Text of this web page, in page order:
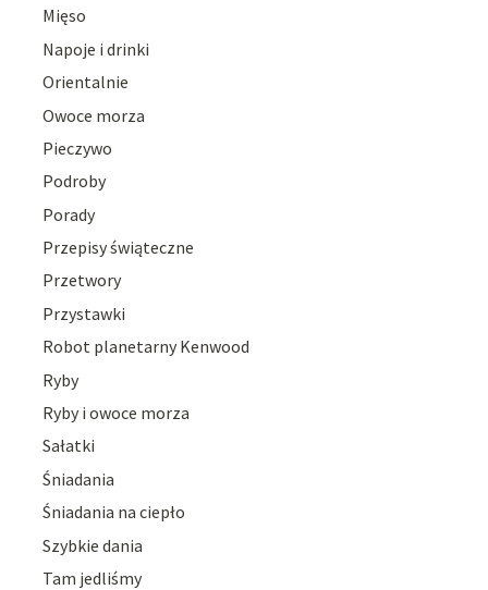
Mięso
Napoje i drinki
Orientalnie
Owoce morza
Pieczywo
Podroby
Porady
Przepisy świąteczne
Przetwory
Przystawki
Robot planetarny Kenwood
Ryby
Ryby i owoce morza
Sałatki
Śniadania
Śniadania na ciepło
Szybkie dania
Tam jedliśmy